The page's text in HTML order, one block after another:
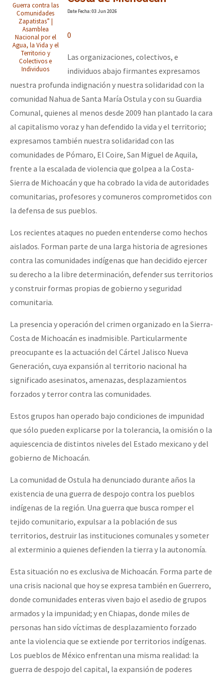
Mundo
EZLN
La Sexta
AutonomÍa y Resistencia
Megaproyectos
Migración
Mujeres
Niñxs
ETIQUETAS
MULTIMEDIA
Audio
Fotorreportaje
Otras secciones
Semillero Guerra contra la Humanidad. (Las poblaciones y
la naturaleza bajo asedio)
Libros para descargar
COVID-19
Eventos
Dia 1: Encontro “Guerra contra a Humanidade”
[CDMX – 20 julio] Jornadas globales por la libertad de Jesús
“Sonhando a Terra do Bem Virá” se publica no Estado Espanhol
Se o México sabe, que o mundo saiba! Nossas lutas pela
[25 abr – CDMX] Tokín por el CNI: 30 años de Resistencia y
Guerra contra las
Comunidades
Zapatistas” |
Asamblea
Nacional por el
Agua, la Vida y el
Territorio y
Colectivos e
Individuos
DateFecha: 03 Jun 2026
0
Las organizaciones, colectivos, e
individuos abajo firmantes expresamos
nuestra profunda indignación y nuestra solidaridad con la
comunidad Nahua de Santa María Ostula y con su Guardia
Comunal, quienes al menos desde 2009 han plantado la cara
al capitalismo voraz y han defendido la vida y el territorio;
expresamos también nuestra solidaridad con las
comunidades de Pómaro, El Coire, San Miguel de Aquila,
frente a la escalada de violencia que golpea a la Costa-
Sierra de Michoacán y que ha cobrado la vida de autoridades
comunitarias, profesores y comuneros comprometidos con
la defensa de sus pueblos.
Los recientes ataques no pueden entenderse como hechos
aislados. Forman parte de una larga historia de agresiones
contra las comunidades indígenas que han decidido ejercer
su derecho a la libre determinación, defender sus territorios
y construir formas propias de gobierno y seguridad
comunitaria.
La presencia y operación del crimen organizado en la Sierra-
Costa de Michoacán es inadmisible. Particularmente
preocupante es la actuación del Cártel Jalisco Nueva
Generación, cuya expansión al territorio nacional ha
significado asesinatos, amenazas, desplazamientos
forzados y terror contra las comunidades.
Estos grupos han operado bajo condiciones de impunidad
que sólo pueden explicarse por la tolerancia, la omisión o la
aquiescencia de distintos niveles del Estado mexicano y del
gobierno de Michoacán.
La comunidad de Ostula ha denunciado durante años la
existencia de una guerra de despojo contra los pueblos
indígenas de la región. Una guerra que busca romper el
tejido comunitario, expulsar a la población de sus
territorios, destruir las instituciones comunales y someter
al exterminio a quienes defienden la tierra y la autonomía.
Esta situación no es exclusiva de Michoacán. Forma parte de
una crisis nacional que hoy se expresa también en Guerrero,
donde comunidades enteras viven bajo el asedio de grupos
armados y la impunidad; y en Chiapas, donde miles de
personas han sido víctimas de desplazamiento forzado
ante la violencia que se extiende por territorios indígenas.
Los pueblos de México enfrentan una misma realidad: la
guerra de despojo del capital, la expansión de poderes